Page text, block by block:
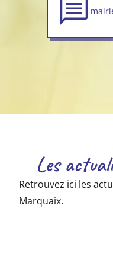
Les
Retrouvez ici les
Marquaix.